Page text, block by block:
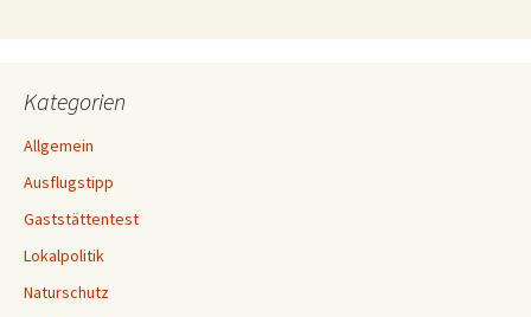
Kategorien
Allgemein
Ausflugstipp
Gaststättentest
Lokalpolitik
Naturschutz